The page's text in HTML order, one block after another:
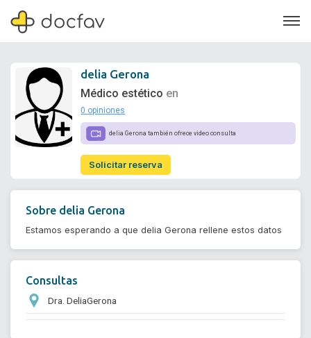
Soporte
Quiénes somos
¿Eres un doctor?
delia Gerona
Médico estético en
0 opiniones
delia Gerona también ofrece video consulta
Solicitar reserva
Sobre delia Gerona
Estamos esperando a que delia Gerona rellene estos datos
Consultas
Dra. DeliaGerona